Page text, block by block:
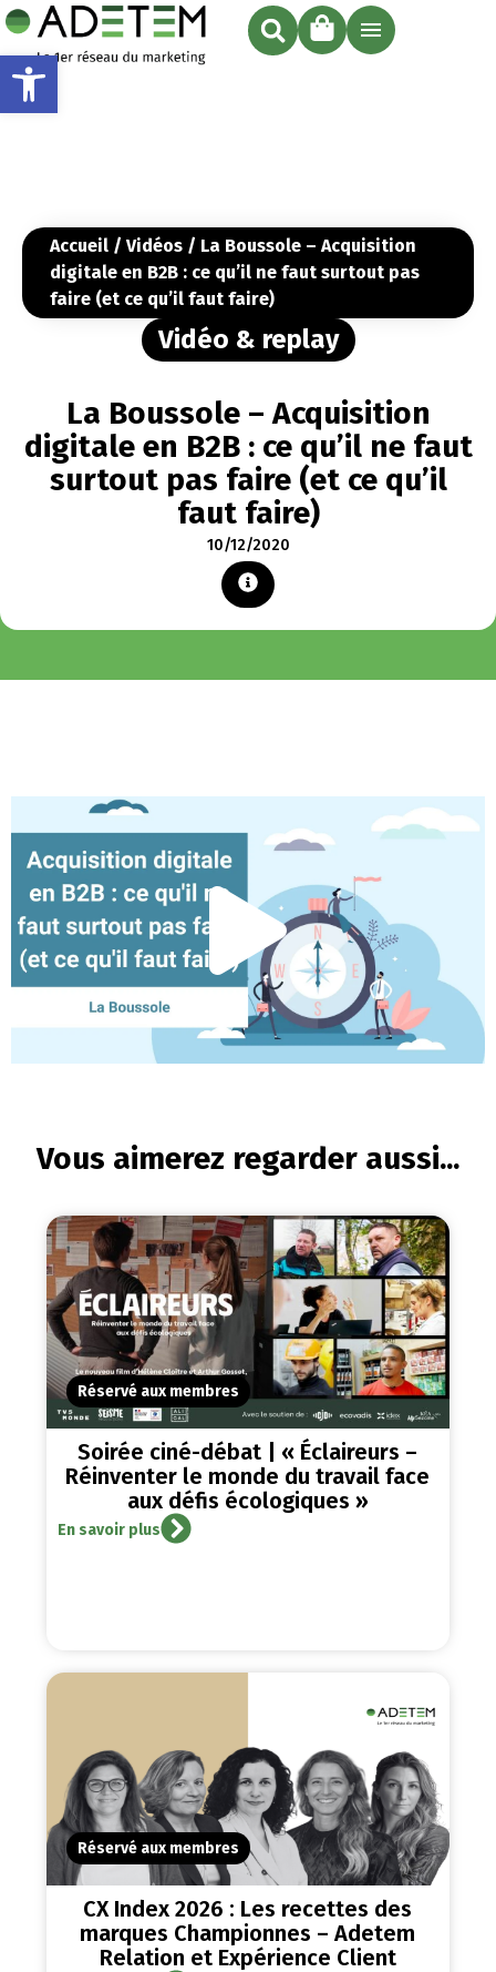
Ouvrir la barre d’outils
Accueil / Vidéos / La Boussole – Acquisition
digitale en B2B : ce qu’il ne faut surtout pas
faire (et ce qu’il faut faire)
Vidéo & replay
La Boussole – Acquisition
digitale en B2B : ce qu’il ne faut
surtout pas faire (et ce qu’il
faut faire)
10/12/2020
Vous aimerez regarder aussi...
Réservé aux membres
Soirée ciné-débat | « Éclaireurs –
Réinventer le monde du travail face
aux défis écologiques »
En savoir plus
Réservé aux membres
CX Index 2026 : Les recettes des
marques Championnes – Adetem
Relation et Expérience Client